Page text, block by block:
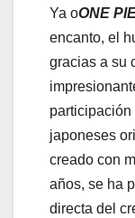
Ya oONE
encanto, el
gracias a su
japoneses
creado con
años, se ha
directa del